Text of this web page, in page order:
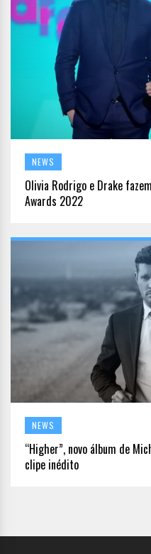
NEWS
Olivia Rodrigo e Drake
Awards 2022
NEWS
“Higher”, novo álbum de
clipe inédito